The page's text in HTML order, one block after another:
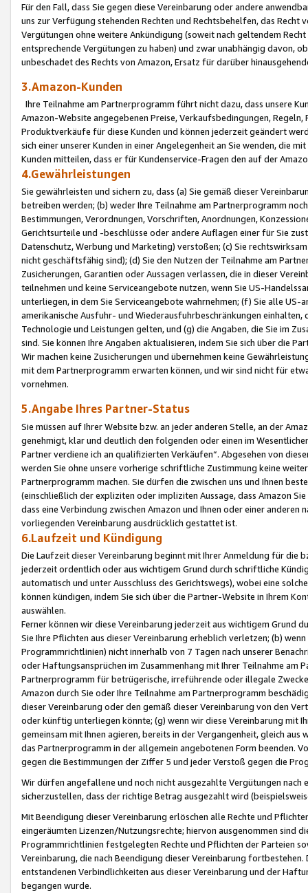
Für den Fall, dass Sie gegen diese Vereinbarung oder andere
uns zur Verfügung stehenden Rechten und Rechtsbehelfen, das
Vergütungen ohne weitere Ankündigung (soweit nach geltendem
entsprechende Vergütungen zu haben) und zwar unabhängig davon,
unbeschadet des Rechts von Amazon, Ersatz für darüber
3.Amazon-Kunden
Ihre Teilnahme am Partnerprogramm führt nicht dazu, dass unsere
Amazon-Website angegebenen Preise, Verkaufsbedingungen,
Produktverkäufe für diese Kunden und können jederzeit geändert
sich einer unserer Kunden in einer Angelegenheit an Sie wenden, die
Kunden mitteilen, dass er für Kundenservice-Fragen den auf der
4.Gewährleistungen
Sie gewährleisten und sichern zu, dass (a) Sie gemäß dieser
betreiben werden; (b) weder Ihre Teilnahme am Partnerprogramm
Bestimmungen, Verordnungen, Vorschriften, Anordnungen,
Gerichtsurteile und -beschlüsse oder andere Auflagen einer für Sie
Datenschutz, Werbung und Marketing) verstoßen; (c) Sie
nicht geschäftsfähig sind); (d) Sie den Nutzen der Teilnahme am
Zusicherungen, Garantien oder Aussagen verlassen, die in dieser
teilnehmen und keine Serviceangebote nutzen, wenn Sie US-
unterliegen, in dem Sie Serviceangebote wahrnehmen; (f) Sie alle
amerikanische Ausfuhr- und Wiederausfuhrbeschränkungen
Technologie und Leistungen gelten, und (g) die Angaben, die Sie im
sind. Sie können Ihre Angaben aktualisieren, indem Sie sich über die
Wir machen keine Zusicherungen und übernehmen keine
mit dem Partnerprogramm erwarten können, und wir sind nicht für
vornehmen.
5.Angabe Ihres Partner-Status
Sie müssen auf Ihrer Website bzw. an jeder anderen Stelle, an der
genehmigt, klar und deutlich den folgenden oder einen im
Partner verdiene ich an qualifizierten Verkäufen“. Abgesehen von
werden Sie ohne unsere vorherige schriftliche Zustimmung keine
Partnerprogramm machen. Sie dürfen die zwischen uns und Ihnen
(einschließlich der expliziten oder impliziten Aussage, dass Amazon
dass eine Verbindung zwischen Amazon und Ihnen oder einer
vorliegenden Vereinbarung ausdrücklich gestattet ist.
6.Laufzeit und Kündigung
Die Laufzeit dieser Vereinbarung beginnt mit Ihrer Anmeldung für die
jederzeit ordentlich oder aus wichtigem Grund durch schriftliche
automatisch und unter Ausschluss des Gerichtswegs), wobei eine
können kündigen, indem Sie sich über die Partner-Website in Ihrem
auswählen.
Ferner können wir diese Vereinbarung jederzeit aus wichtigem Grund
Sie Ihre Pflichten aus dieser Vereinbarung erheblich verletzen; (b)
Programmrichtlinien) nicht innerhalb von 7 Tagen nach unserer
oder Haftungsansprüchen im Zusammenhang mit Ihrer Teilnahme am
Partnerprogramm für betrügerische, irreführende oder illegale
Amazon durch Sie oder Ihre Teilnahme am Partnerprogramm
dieser Vereinbarung oder den gemäß dieser Vereinbarung von den
oder künftig unterliegen könnte; (g) wenn wir diese Vereinbarung mit
gemeinsam mit Ihnen agieren, bereits in der Vergangenheit, gleich
das Partnerprogramm in der allgemein angebotenen Form beenden.
gegen die Bestimmungen der Ziffer 5 und jeder Verstoß gegen die
Wir dürfen angefallene und noch nicht ausgezahlte Vergütungen
sicherzustellen, dass der richtige Betrag ausgezahlt wird
Mit Beendigung dieser Vereinbarung erlöschen alle Rechte und
eingeräumten Lizenzen/Nutzungsrechte; hiervon ausgenommen sind
Programmrichtlinien festgelegten Rechte und Pflichten der Parteien
Vereinbarung, die nach Beendigung dieser Vereinbarung
entstandenen Verbindlichkeiten aus dieser Vereinbarung und der
begangen wurde.